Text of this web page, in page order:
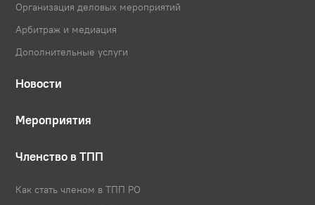
Организация деловых мероприятий
Арбитраж и медиация
Дополнительные услуги
Новости
Мероприятия
Членство в ТПП
Как стать членом в ТПП РО